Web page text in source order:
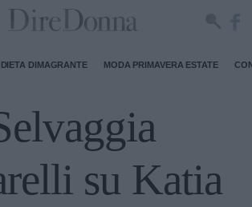
DIETA DIMAGRANTE MODA PRIMAVERA ESTATE
su Katia